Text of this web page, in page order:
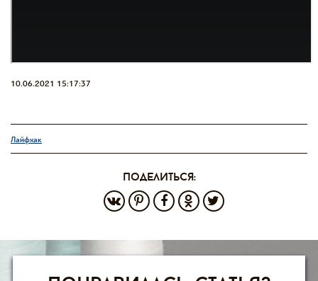
10.06.2021 15:17:37
Лайфхак
поделиться: